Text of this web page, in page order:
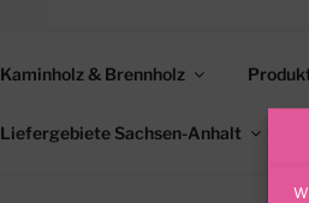
Kaminholz & Brennholz
Liefergebiete Sachsen-Anhalt